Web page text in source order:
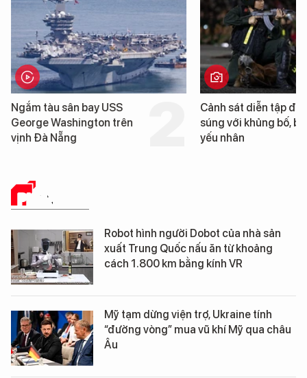
Cảnh sát diễn tập đấu
súng với khủng bố, bảo vệ
yếu nhân
Hình ảnh đầu tiên
tàu sân bay USS
Washington vừa
PHÂN TÍCH
Robot hình người Dobot của nhà sản
xuất Trung Quốc nấu ăn từ khoảng
cách 1.800 km bằng kính VR
Mỹ tạm dừng viện trợ, Ukraine tính
“đường vòng” mua vũ khí Mỹ qua châu
Âu